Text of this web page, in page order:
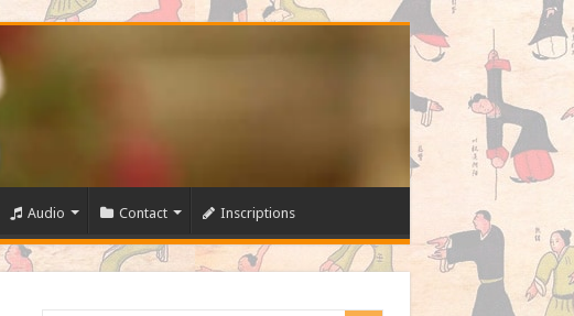
Audio Contact Inscriptions